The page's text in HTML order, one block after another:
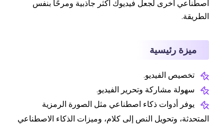
اصطناعي أخرى لجعل فيديوك أكثر جاذبية ومرحًا بنفس
الطريقة.
ميزة رئيسية
تخصيص الفيديو.
سهولة مشاركة وتحرير الفيديو.
يوفر أدوات ذكاء اصطناعي مثل الصورة الرمزية
المتحدثة، وتحويل النص إلى كلام، وميزات الذكاء الاصطناعي